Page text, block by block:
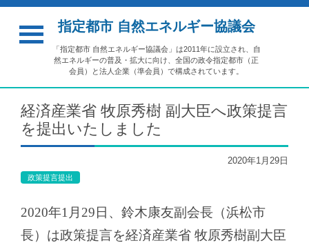
指定都市 自然エネルギー協議会
「指定都市 自然エネルギー協議会」は2011年に設立され、自
然エネルギーの普及・拡大に向け、全国の政令指定都市（正
会員）と法人企業（準会員）で構成されています。
経済産業省 牧原秀樹 副大臣へ政策提言
を提出いたしました
2020年1月29日
政策提言提出
2020年1月29日、鈴木康友副会長（浜松市
長）は政策提言を経済産業省 牧原秀樹副大臣